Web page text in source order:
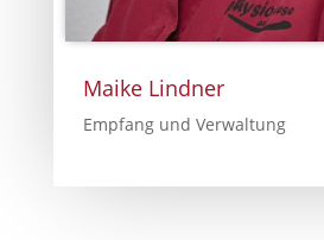
Maike Lindner
Empfang und Verwaltung